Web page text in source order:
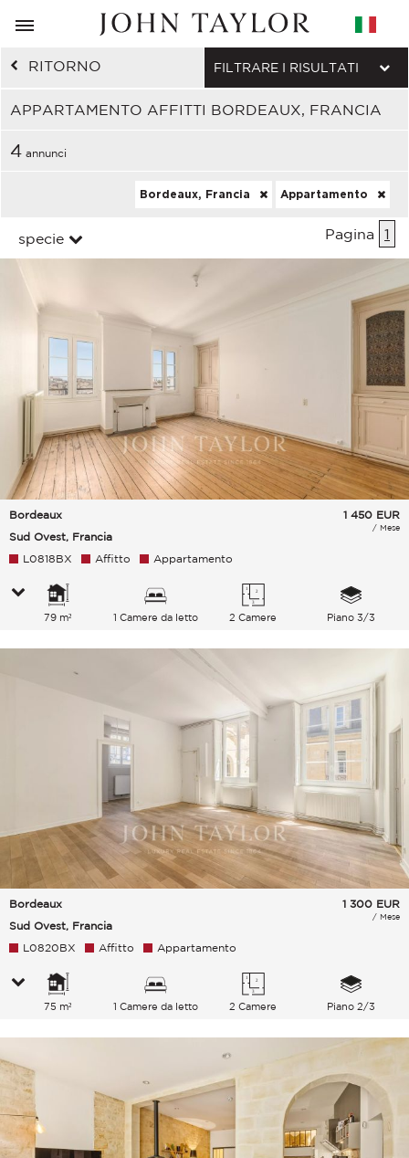
RITORNO
APPARTAMENTO AFFITTI BORDEAUX, FRANCIA
FILTRARE I RISULTATI
4 annunci
Bordeaux, Francia Appartamento
specie Pagina 1
Bordeaux
Sud Ovest, Francia
1 450 EUR
/ Mese
L0818BX Affitto Appartamento
79 m² 1 Camere da letto 2 Camere Piano 3/3
Bordeaux
Sud Ovest, Francia
1 300 EUR
/ Mese
L0820BX Affitto Appartamento
75 m² 1 Camere da letto 2 Camere Piano 2/3